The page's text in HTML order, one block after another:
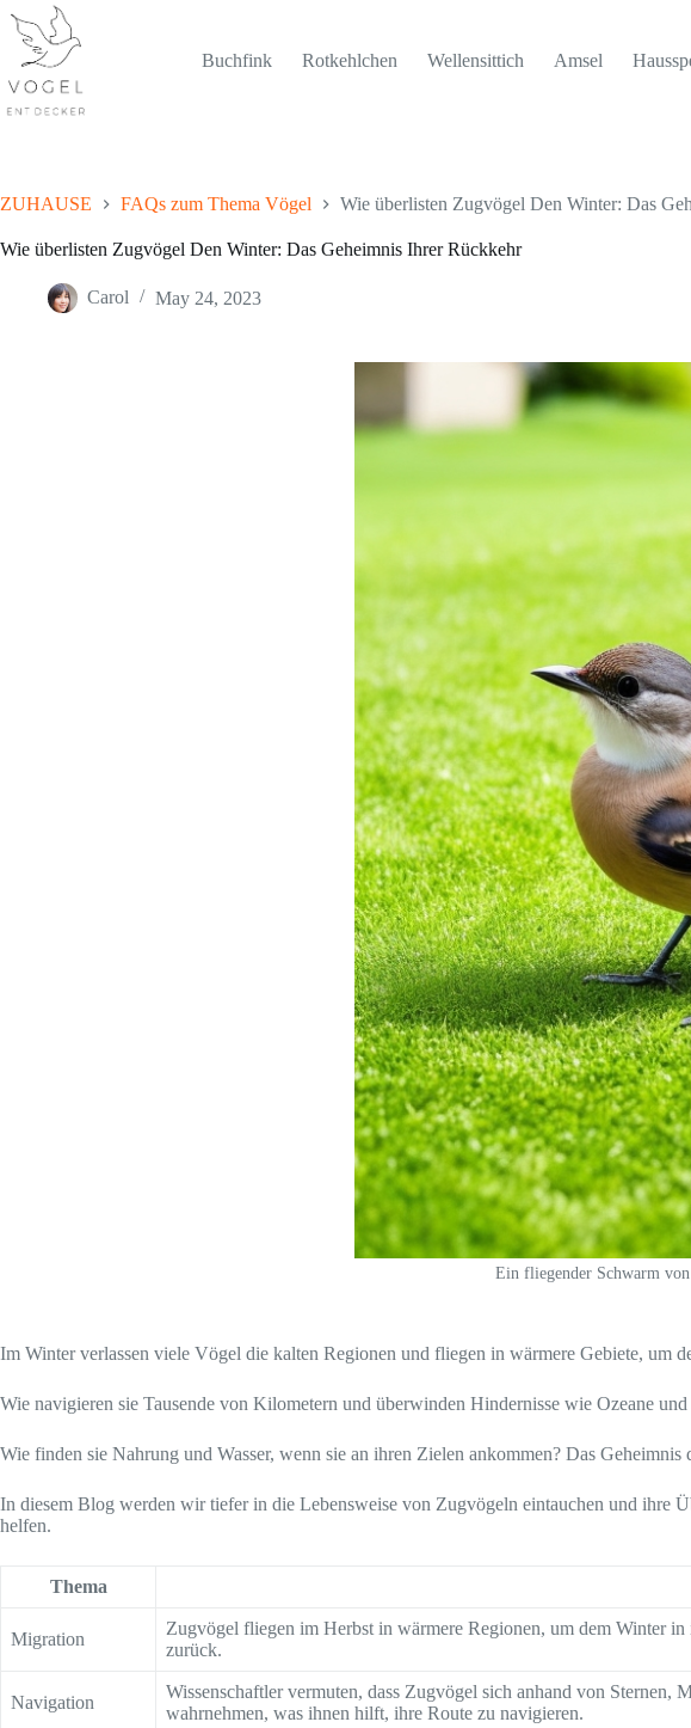
content
Buchfink Rotkehlchen Wellensittich Amsel
ZUHAUSE FAQs zum Thema Vögel Wie überlisten Zugvögel Den Winter: Das
Wie überlisten Zugvögel Den Winter: Das Geheimnis Ihrer Rückkehr
Carol May 24, 2023
Ein fliegender Schwarm
Im Winter verlassen viele Vögel die kalten Regionen und fliegen in wärmere Gebiete, um
Wie navigieren sie Tausende von Kilometern und überwinden Hindernisse wie Ozeane
Wie finden sie Nahrung und Wasser, wenn sie an ihren Zielen ankommen? Das
In diesem Blog werden wir tiefer in die Lebensweise von Zugvögeln eintauchen und ihre
helfen.
Thema
Migration
Zugvögel fliegen im Herbst in wärmere Regionen, um dem Winter
zurück.
Navigation
Wissenschaftler vermuten, dass Zugvögel sich anhand von
wahrnehmen, was ihnen hilft, ihre Route zu navigieren.